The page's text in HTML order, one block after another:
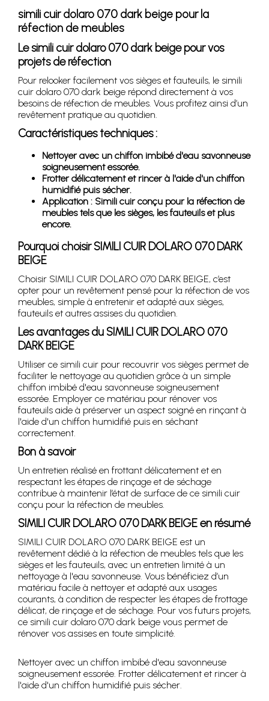
simili cuir dolaro 070 dark beige pour la
réfection de meubles
Le simili cuir dolaro 070 dark beige pour vos
projets de réfection
Pour relooker facilement vos sièges et fauteuils, le simili
cuir dolaro 070 dark beige répond directement à vos
besoins de réfection de meubles. Vous profitez ainsi d’un
revêtement pratique au quotidien.
Caractéristiques techniques :
Nettoyer avec un chiffon imbibé d'eau savonneuse
soigneusement essorée.
Frotter délicatement et rincer à l'aide d'un chiffon
humidifié puis sécher.
Application : Simili cuir conçu pour la réfection de
meubles tels que les sièges, les fauteuils et plus
encore.
Pourquoi choisir SIMILI CUIR DOLARO 070 DARK
BEIGE
Choisir SIMILI CUIR DOLARO 070 DARK BEIGE, c’est
opter pour un revêtement pensé pour la réfection de vos
meubles, simple à entretenir et adapté aux sièges,
fauteuils et autres assises du quotidien.
Les avantages du SIMILI CUIR DOLARO 070
DARK BEIGE
Utiliser ce simili cuir pour recouvrir vos sièges permet de
faciliter le nettoyage au quotidien grâce à un simple
chiffon imbibé d'eau savonneuse soigneusement
essorée. Employer ce matériau pour rénover vos
fauteuils aide à préserver un aspect soigné en rinçant à
l'aide d'un chiffon humidifié puis en séchant
correctement.
Bon à savoir
Un entretien réalisé en frottant délicatement et en
respectant les étapes de rinçage et de séchage
contribue à maintenir l’état de surface de ce simili cuir
conçu pour la réfection de meubles.
SIMILI CUIR DOLARO 070 DARK BEIGE en résumé
SIMILI CUIR DOLARO 070 DARK BEIGE est un
revêtement dédié à la réfection de meubles tels que les
sièges et les fauteuils, avec un entretien limité à un
nettoyage à l'eau savonneuse. Vous bénéficiez d’un
matériau facile à nettoyer et adapté aux usages
courants, à condition de respecter les étapes de frottage
délicat, de rinçage et de séchage. Pour vos futurs projets,
ce simili cuir dolaro 070 dark beige vous permet de
rénover vos assises en toute simplicité.
Nettoyer avec un chiffon imbibé d'eau savonneuse
soigneusement essorée. Frotter délicatement et rincer à
l'aide d'un chiffon humidifié puis sécher.